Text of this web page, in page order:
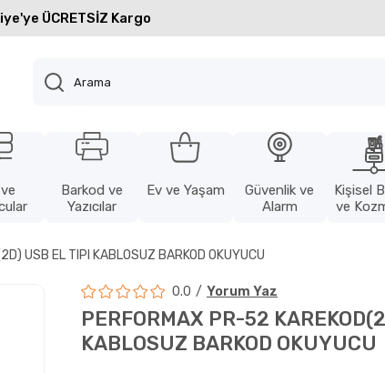
ÜCRETSİZ Kargo
Barkod ve
Yazıcılar
Ev ve Yaşam
Güvenlik ve
Alarm
Kişisel
ve
USB EL TIPI KABLOSUZ BARKOD OKUYUCU
0.0 Yorum Yaz
PERFORMAX PR-52
KABLOSUZ BARKOD OKUYUCU